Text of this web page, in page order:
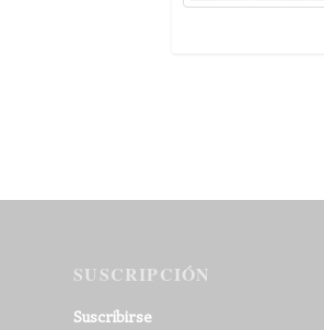
SUSCRIPCIÓN
Suscribirse